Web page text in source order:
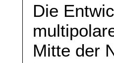
Die
Mitte der